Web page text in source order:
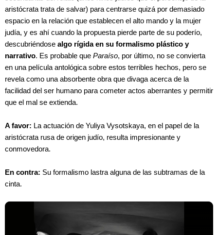
aristócrata trata de salvar) para centrarse quizá por demasiado
espacio en la relación que establecen el alto mando y la mujer
judía, y es ahí cuando la propuesta pierde parte de su poderío,
descubriéndose algo rígida en su formalismo plástico y
narrativo. Es probable que Paraíso, por último, no se convierta
en una película antológica sobre estos terribles hechos, pero se
revela como una absorbente obra que divaga acerca de la
facilidad del ser humano para cometer actos aberrantes y permitir
que el mal se extienda.
A favor: La actuación de Yuliya Vysotskaya, en el papel de la
aristócrata rusa de origen judío, resulta impresionante y
conmovedora.
En contra: Su formalismo lastra alguna de las subtramas de la
cinta.